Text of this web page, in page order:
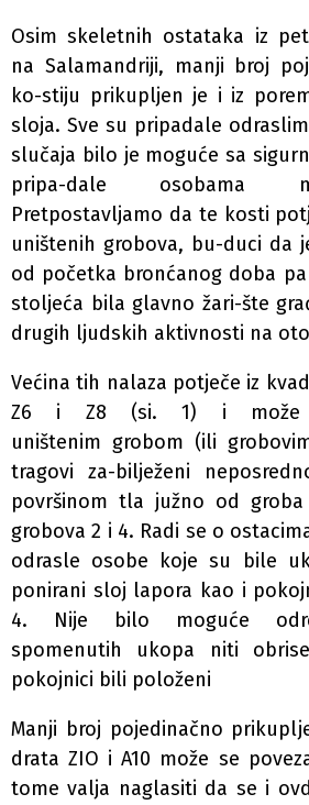
Osim skeletnih ostataka iz
na Salamandriji, manji broj
ko-stiju prikupljen je i iz
sloja. Sve su pripadale
slučaja bilo je moguće sa
pripa-dale osobama
Pretpostavljamo da te kosti
uništenih grobova, bu-duci da
od početka bronćanog doba
stoljeća bila glavno žari-šte
drugih ljudskih aktivnosti na
Većina tih nalaza potječe iz
Z6 i Z8 (si. 1) i može
uništenim grobom (ili
tragovi za-bilježeni
površinom tla južno od
grobova 2 i 4. Radi se o
odrasle osobe koje su bile
ponirani sloj lapora kao i
4. Nije bilo moguće
spomenutih ukopa niti
pokojnici bili položeni
Manji broj pojedinačno
drata ZIO i A10 može se
tome valja naglasiti da se i